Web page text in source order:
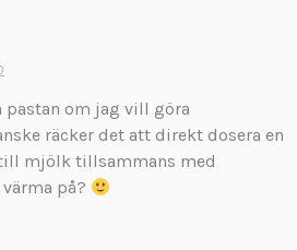
pastan om jag vill göra
räcker det att direkt dosera en
mjölk tillsammans med
på?